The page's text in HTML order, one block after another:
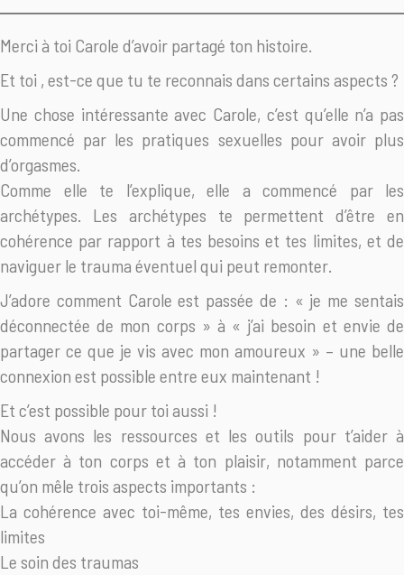
Merci à toi Carole d’avoir partagé ton histoire.
Et toi , est-ce que tu te reconnais dans certains aspects ?
Une chose intéressante avec Carole, c’est qu’elle n’a pas
commencé par les pratiques sexuelles pour avoir plus
d’orgasmes.
Comme elle te l’explique, elle a commencé par les
archétypes. Les archétypes te permettent d’être en
cohérence par rapport à tes besoins et tes limites, et de
naviguer le trauma éventuel qui peut remonter.
J’adore comment Carole est passée de : « je me sentais
déconnectée de mon corps » à « j’ai besoin et envie de
partager ce que je vis avec mon amoureux » – une belle
connexion est possible entre eux maintenant !
Et c’est possible pour toi aussi !
Nous avons les ressources et les outils pour t’aider à
accéder à ton corps et à ton plaisir, notamment parce
qu’on mêle trois aspects importants :
La cohérence avec toi-même, tes envies, des désirs, tes
limites
Le soin des traumas